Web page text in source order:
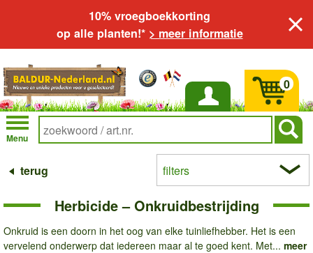
10% vroegboekkorting
op alle planten!* > meer informatie
Inloggen
Menu
0
terug filters
Herbicide – Onkruidbestrijding
Onkruid is een doorn in het oog van elke tuinliefhebber. Het is een
vervelend onderwerp dat iedereen maar al te goed kent. Met... meer